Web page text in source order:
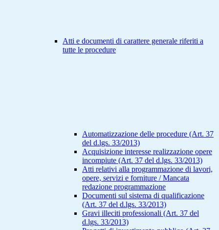
Atti e documenti di carattere generale riferiti a
tutte le procedure
Automatizzazione delle procedure (Art. 37
del d.lgs. 33/2013)
Acquisizione interesse realizzazione opere
incompiute (Art. 37 del d.lgs. 33/2013)
Atti relativi alla programmazione di lavori,
opere, servizi e forniture / Mancata
redazione programmazione
Documenti sul sistema di qualificazione
(Art. 37 del d.lgs. 33/2013)
Gravi illeciti professionali (Art. 37 del
d.lgs. 33/2013)